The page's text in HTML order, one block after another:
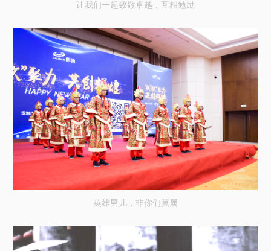
让我们一起致敬卓越，互相勉励
英雄男儿，非你们莫属